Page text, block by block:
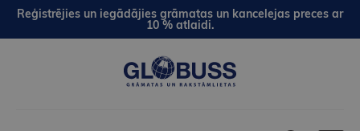
Reģistrējies un iegādājies grāmatas un kancelejas preces ar
10 % atlaidi.